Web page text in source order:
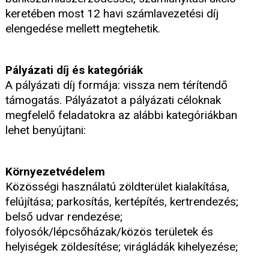
keretében most 12 havi számlavezetési díj
elengedése mellett megtehetik.
Pályázati díj és kategóriák
A pályázati díj formája: vissza nem térítendő
támogatás. Pályázatot a pályázati céloknak
megfelelő feladatokra az alábbi kategóriákban
lehet benyújtani:
Környezetvédelem
Közösségi használatú zöldterület kialakítása,
felújítása; parkosítás, kertépítés, kertrendezés;
belső udvar rendezése;
folyosók/lépcsőházak/közös területek és
helyiségek zöldesítése; virágládák kihelyezése;